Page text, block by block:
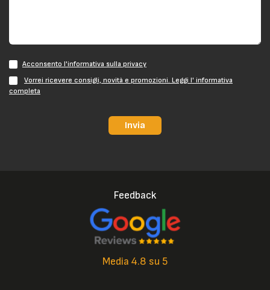
Acconsento l'informativa sulla privacy
Vorrei ricevere consigli, novità e promozioni. Leggi l' informativa
completa
Invia
Feedback
Media 4.8 su 5